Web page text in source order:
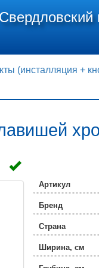
Свердловский
(инсталляция +
Артикул
Бренд
Страна
Ширина, см